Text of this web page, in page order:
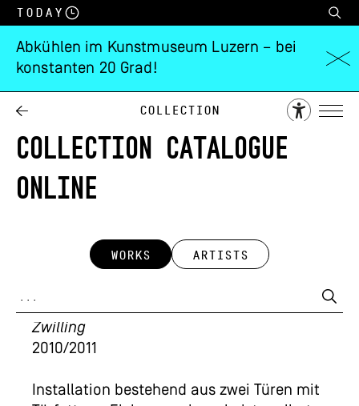
Today
Abkühlen im Kunstmuseum Luzern – bei
konstanten 20 Grad!
Collection
COLLECTION CATALOGUE
ONLINE
WORKS ARTISTS
Zwilling
2010/2011
Installation bestehend aus zwei Türen mit